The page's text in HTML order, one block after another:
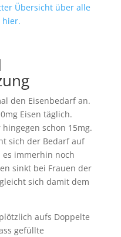
Übersicht über alle
hier.
den Eisenbedarf an.
Eisen täglich.
schon 15mg.
sich der Bedarf auf
immerhin noch
sinkt bei Frauen der
sich damit dem
aufs Doppelte
gefüllte